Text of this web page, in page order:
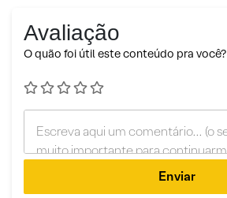
Avaliação
O quão foi útil este conteúdo pra você?
Enviar